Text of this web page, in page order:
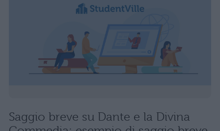
Saggio breve su Dante e la Divina